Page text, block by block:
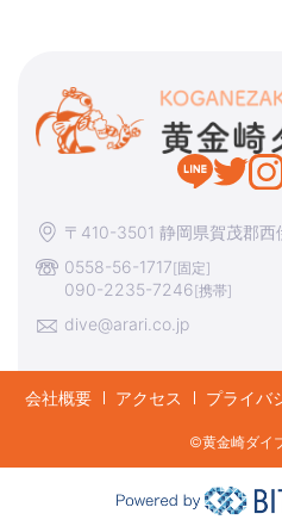
〒410-3501 静岡県賀茂郡
0558-56-1717[固定]
090-2235-7246[携帯]
dive@arari.co.jp
会社概要 アクセス プライバ
©︎黄金崎ダイ